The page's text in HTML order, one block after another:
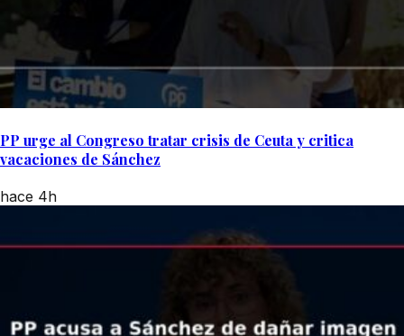
PP urge al Congreso tratar crisis de Ceuta y critica
vacaciones de Sánchez
hace 4h